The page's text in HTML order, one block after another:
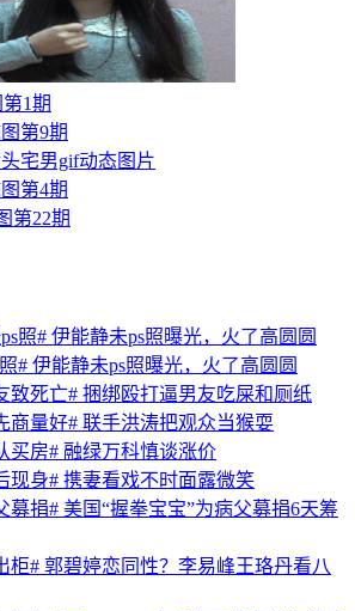
1期
第9期
宅男gif动态图片
第4期
第22期
# 伊能静未ps照曝光，火了高圆圆
致死亡# 捆绑殴打逼男友吃屎和厕纸
商量好# 联手洪涛把观众当猴耍
买房# 融绿万科慎谈涨价
现身# 携妻看戏不时面露微笑
募捐# 美国“握拳宝宝”为病父募捐6天筹
柜# 郭碧婷恋同性？李易峰王珞丹看八